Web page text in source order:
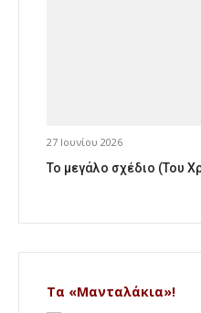
27 Ιουνίου 2026
Το μεγάλο σχέδιο (Του
Τα «Μανταλάκια»!